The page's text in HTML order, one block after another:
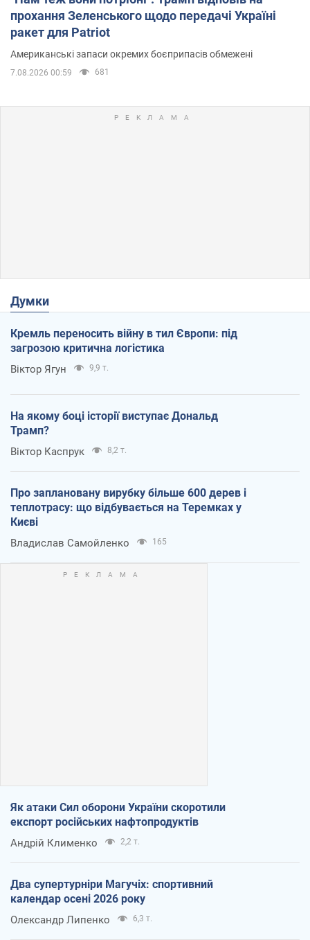
прохання Зеленського щодо передачі Україні
ракет для Patriot
Американські запаси окремих боєприпасів обмежені
7.08.2026 00:59 681
Думки
Кремль переносить війну в тил Європи: під
загрозою критична логістика
Віктор Ягун 9,9 т.
На якому боці історії виступає Дональд
Трамп?
Віктор Каспрук 8,2 т.
Про заплановану вирубку більше 600 дерев і
теплотрасу: що відбувається на Теремках у
Києві
Владислав Самойленко 165
Як атаки Сил оборони України скоротили
експорт російських нафтопродуктів
Андрій Клименко 2,2 т.
Два супертурніри Магучіх: спортивний
календар осені 2026 року
Олександр Липенко 6,3 т.